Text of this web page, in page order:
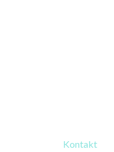
Kontakt